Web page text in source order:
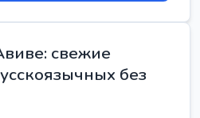
свежие
без